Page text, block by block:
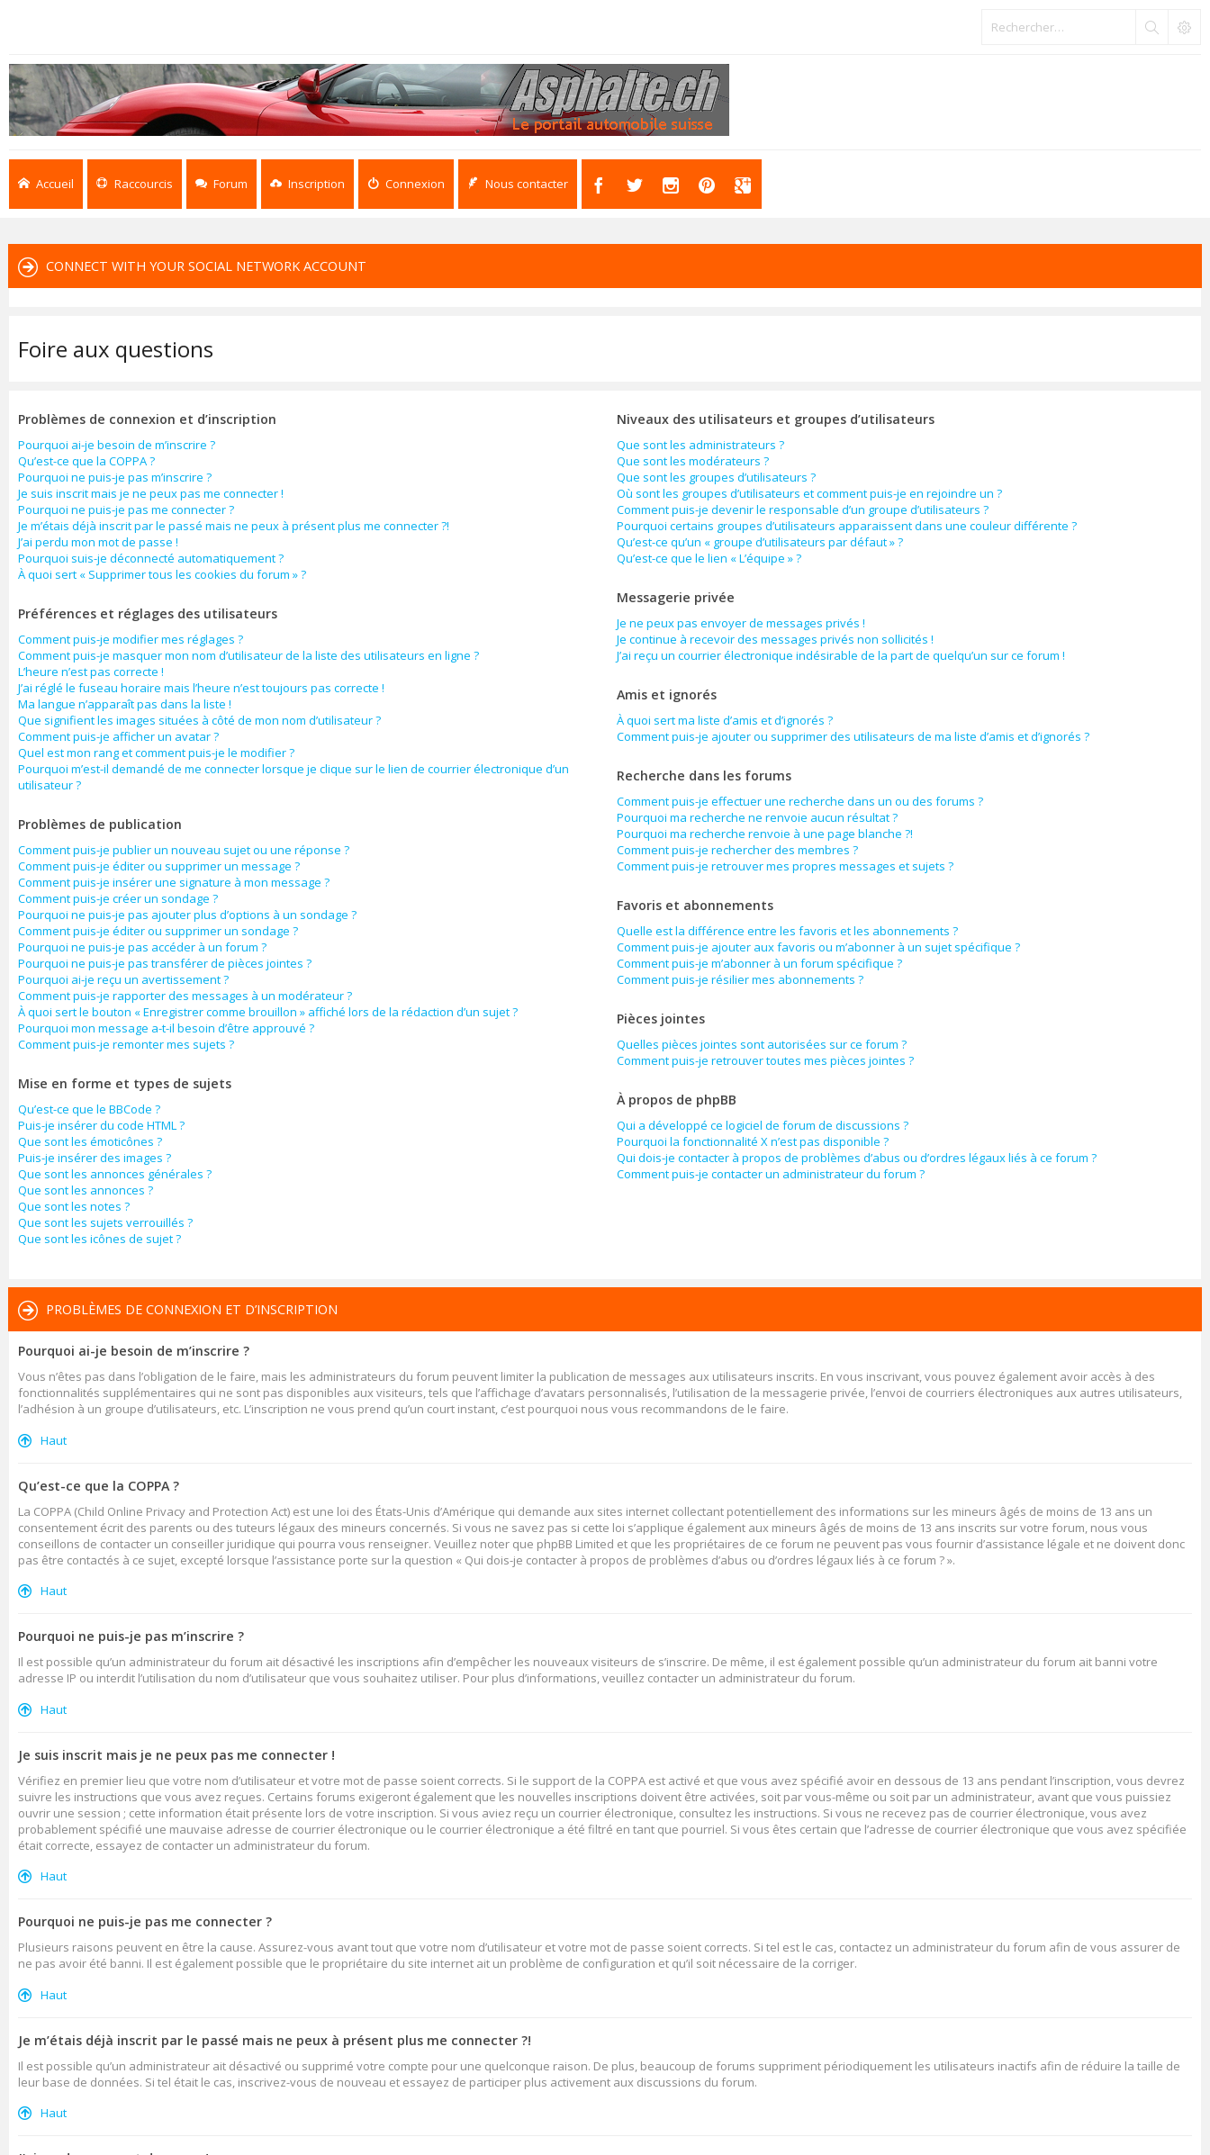
Accueil Raccourcis Forum Inscription Connexion Nous contacter
CONNECT WITH YOUR SOCIAL NETWORK ACCOUNT
Foire aux questions
Problèmes de connexion et d’inscription
Pourquoi ai-je besoin de m’inscrire ?
Qu’est-ce que la COPPA ?
Pourquoi ne puis-je pas m’inscrire ?
Je suis inscrit mais je ne peux pas me connecter !
Pourquoi ne puis-je pas me connecter ?
Je m’étais déjà inscrit par le passé mais ne peux à présent plus me connecter ?!
J’ai perdu mon mot de passe !
Pourquoi suis-je déconnecté automatiquement ?
À quoi sert « Supprimer tous les cookies du forum » ?
Préférences et réglages des utilisateurs
Comment puis-je modifier mes réglages ?
Comment puis-je masquer mon nom d’utilisateur de la liste des utilisateurs en ligne ?
L’heure n’est pas correcte !
J’ai réglé le fuseau horaire mais l’heure n’est toujours pas correcte !
Ma langue n’apparaît pas dans la liste !
Que signifient les images situées à côté de mon nom d’utilisateur ?
Comment puis-je afficher un avatar ?
Quel est mon rang et comment puis-je le modifier ?
Pourquoi m’est-il demandé de me connecter lorsque je clique sur le lien de courrier électronique d’un
utilisateur ?
Problèmes de publication
Comment puis-je publier un nouveau sujet ou une réponse ?
Comment puis-je éditer ou supprimer un message ?
Comment puis-je insérer une signature à mon message ?
Comment puis-je créer un sondage ?
Pourquoi ne puis-je pas ajouter plus d’options à un sondage ?
Comment puis-je éditer ou supprimer un sondage ?
Pourquoi ne puis-je pas accéder à un forum ?
Pourquoi ne puis-je pas transférer de pièces jointes ?
Pourquoi ai-je reçu un avertissement ?
Comment puis-je rapporter des messages à un modérateur ?
À quoi sert le bouton « Enregistrer comme brouillon » affiché lors de la rédaction d’un sujet ?
Pourquoi mon message a-t-il besoin d’être approuvé ?
Comment puis-je remonter mes sujets ?
Mise en forme et types de sujets
Qu’est-ce que le BBCode ?
Puis-je insérer du code HTML ?
Que sont les émoticônes ?
Puis-je insérer des images ?
Que sont les annonces générales ?
Que sont les annonces ?
Que sont les notes ?
Que sont les sujets verrouillés ?
Que sont les icônes de sujet ?
Niveaux des utilisateurs et groupes d’utilisateurs
Que sont les administrateurs ?
Que sont les modérateurs ?
Que sont les groupes d’utilisateurs ?
Où sont les groupes d’utilisateurs et comment puis-je en rejoindre un ?
Comment puis-je devenir le responsable d’un groupe d’utilisateurs ?
Pourquoi certains groupes d’utilisateurs apparaissent dans une couleur différente ?
Qu’est-ce qu’un « groupe d’utilisateurs par défaut » ?
Qu’est-ce que le lien « L’équipe » ?
Messagerie privée
Je ne peux pas envoyer de messages privés !
Je continue à recevoir des messages privés non sollicités !
J’ai reçu un courrier électronique indésirable de la part de quelqu’un sur ce forum !
Amis et ignorés
À quoi sert ma liste d’amis et d’ignorés ?
Comment puis-je ajouter ou supprimer des utilisateurs de ma liste d’amis et d’ignorés ?
Recherche dans les forums
Comment puis-je effectuer une recherche dans un ou des forums ?
Pourquoi ma recherche ne renvoie aucun résultat ?
Pourquoi ma recherche renvoie à une page blanche ?!
Comment puis-je rechercher des membres ?
Comment puis-je retrouver mes propres messages et sujets ?
Favoris et abonnements
Quelle est la différence entre les favoris et les abonnements ?
Comment puis-je ajouter aux favoris ou m’abonner à un sujet spécifique ?
Comment puis-je m’abonner à un forum spécifique ?
Comment puis-je résilier mes abonnements ?
Pièces jointes
Quelles pièces jointes sont autorisées sur ce forum ?
Comment puis-je retrouver toutes mes pièces jointes ?
À propos de phpBB
Qui a développé ce logiciel de forum de discussions ?
Pourquoi la fonctionnalité X n’est pas disponible ?
Qui dois-je contacter à propos de problèmes d’abus ou d’ordres légaux liés à ce forum ?
Comment puis-je contacter un administrateur du forum ?
PROBLÈMES DE CONNEXION ET D’INSCRIPTION
Pourquoi ai-je besoin de m’inscrire ?
Vous n’êtes pas dans l’obligation de le faire, mais les administrateurs du forum peuvent limiter la publication de messages aux utilisateurs inscrits. En vous inscrivant, vous pouvez également avoir accès à des
fonctionnalités supplémentaires qui ne sont pas disponibles aux visiteurs, tels que l’affichage d’avatars personnalisés, l’utilisation de la messagerie privée, l’envoi de courriers électroniques aux autres utilisateurs,
l’adhésion à un groupe d’utilisateurs, etc. L’inscription ne vous prend qu’un court instant, c’est pourquoi nous vous recommandons de le faire.
Haut
Qu’est-ce que la COPPA ?
La COPPA (Child Online Privacy and Protection Act) est une loi des États-Unis d’Amérique qui demande aux sites internet collectant potentiellement des informations sur les mineurs âgés de moins de 13 ans un
consentement écrit des parents ou des tuteurs légaux des mineurs concernés. Si vous ne savez pas si cette loi s’applique également aux mineurs âgés de moins de 13 ans inscrits sur votre forum, nous vous
conseillons de contacter un conseiller juridique qui pourra vous renseigner. Veuillez noter que phpBB Limited et que les propriétaires de ce forum ne peuvent pas vous fournir d’assistance légale et ne doivent donc
pas être contactés à ce sujet, excepté lorsque l’assistance porte sur la question « Qui dois-je contacter à propos de problèmes d’abus ou d’ordres légaux liés à ce forum ? ».
Haut
Pourquoi ne puis-je pas m’inscrire ?
Il est possible qu’un administrateur du forum ait désactivé les inscriptions afin d’empêcher les nouveaux visiteurs de s’inscrire. De même, il est également possible qu’un administrateur du forum ait banni votre
adresse IP ou interdit l’utilisation du nom d’utilisateur que vous souhaitez utiliser. Pour plus d’informations, veuillez contacter un administrateur du forum.
Haut
Je suis inscrit mais je ne peux pas me connecter !
Vérifiez en premier lieu que votre nom d’utilisateur et votre mot de passe soient corrects. Si le support de la COPPA est activé et que vous avez spécifié avoir en dessous de 13 ans pendant l’inscription, vous devrez
suivre les instructions que vous avez reçues. Certains forums exigeront également que les nouvelles inscriptions doivent être activées, soit par vous-même ou soit par un administrateur, avant que vous puissiez
ouvrir une session ; cette information était présente lors de votre inscription. Si vous aviez reçu un courrier électronique, consultez les instructions. Si vous ne recevez pas de courrier électronique, vous avez
probablement spécifié une mauvaise adresse de courrier électronique ou le courrier électronique a été filtré en tant que pourriel. Si vous êtes certain que l’adresse de courrier électronique que vous avez spécifiée
était correcte, essayez de contacter un administrateur du forum.
Haut
Pourquoi ne puis-je pas me connecter ?
Plusieurs raisons peuvent en être la cause. Assurez-vous avant tout que votre nom d’utilisateur et votre mot de passe soient corrects. Si tel est le cas, contactez un administrateur du forum afin de vous assurer de
ne pas avoir été banni. Il est également possible que le propriétaire du site internet ait un problème de configuration et qu’il soit nécessaire de la corriger.
Haut
Je m’étais déjà inscrit par le passé mais ne peux à présent plus me connecter ?!
Il est possible qu’un administrateur ait désactivé ou supprimé votre compte pour une quelconque raison. De plus, beaucoup de forums suppriment périodiquement les utilisateurs inactifs afin de réduire la taille de
leur base de données. Si tel était le cas, inscrivez-vous de nouveau et essayez de participer plus activement aux discussions du forum.
Haut